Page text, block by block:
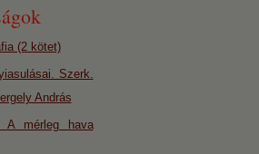
(2 kötet)
Szerk.
András
A mérleg hava